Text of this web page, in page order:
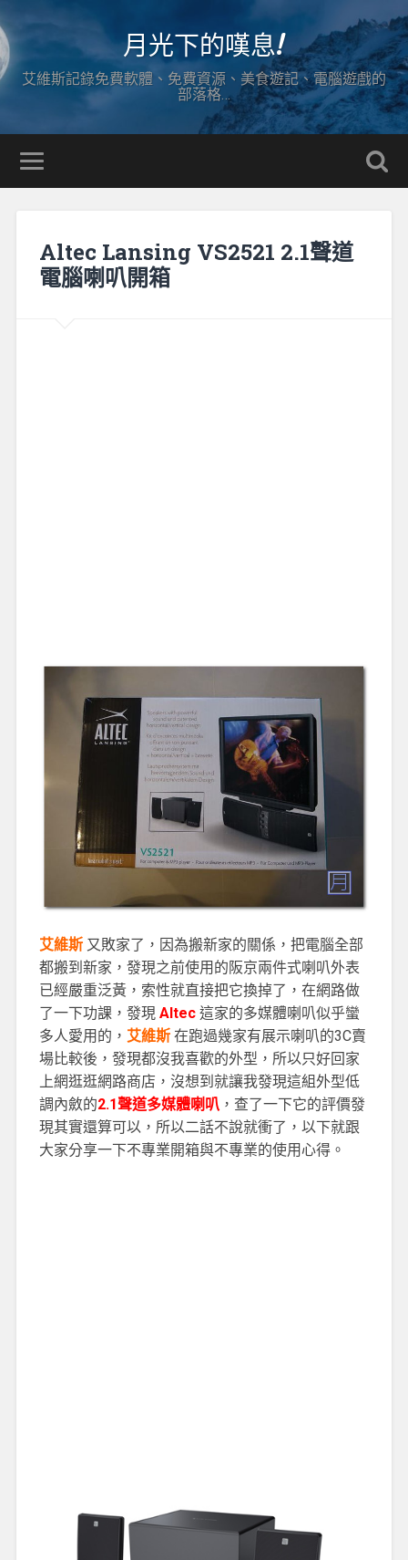
月光下的嘆息!
艾維斯記錄免費軟體、免費資源、美食遊記、電腦遊戲的
部落格…
Altec Lansing VS2521 2.1聲道
電腦喇叭開箱
艾維斯又敗家了，因為搬新家的關係，把電腦全部
都搬到新家，發現之前使用的阪京兩件式喇叭外表
已經嚴重泛黃，索性就直接把它換掉了，在網路做
了一下功課，發現 Altec這家的多媒體喇叭似乎蠻
多人愛用的， 艾維斯在跑過幾家有展示喇叭的3C賣
場比較後，發現都沒我喜歡的外型，所以只好回家
上網逛逛網路商店，沒想到就讓我發現這組外型低
調內斂的2.1聲道多媒體喇叭 ，查了一下它的評價發
現其實還算可以，所以二話不說就衝了，以下就跟
大家分享一下不專業開箱與不專業的使用心得。